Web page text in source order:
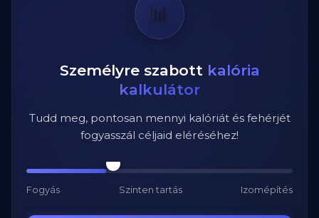
📊
Személyre szabott kalória
kalkulátor
Tudd meg, pontosan mennyi kalóriát és fehérjét
fogyasszál céljaid eléréséhez!
Fogyás Szinten tartás Izomépítés